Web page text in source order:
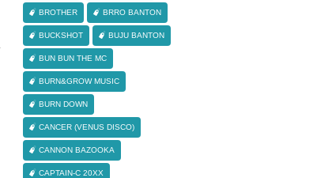
BROTHER BRRO BANTON
BUCKSHOT BUJU BANTON
BUN BUN THE MC
BURN&GROW MUSIC
BURN DOWN
CANCER (VENUS DISCO)
CANNON BAZOOKA
CAPTAIN-C 20XX